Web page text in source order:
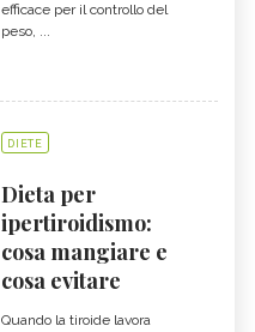
efficace per il controllo del
peso, ...
DIETE
Dieta per
ipertiroidismo:
cosa mangiare e
cosa evitare
Quando la tiroide lavora